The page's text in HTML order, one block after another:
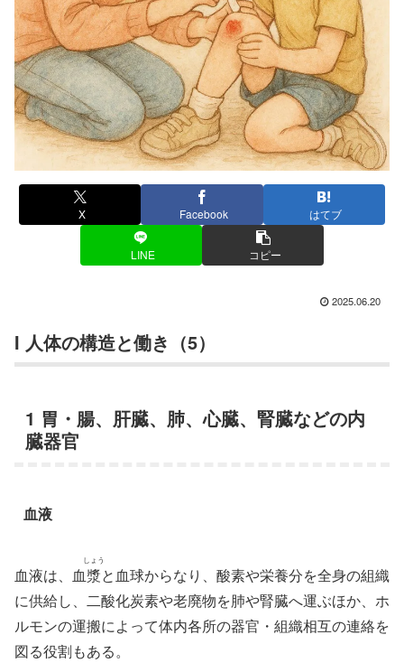
X Facebook はてブ
LINE コピー
2025.06.20
I 人体の構造と働き（5）
1 胃・腸、肝臓、肺、心臓、腎臓などの内
臓器官
血液
血液は、血漿
しょう
と血球からなり、酸素や栄養分を全身の組織
に供給し、二酸化炭素や老廃物を肺や腎臓へ運ぶほか、ホ
ルモンの運搬によって体内各所の器官・組織相互の連絡を
図る役割もある。